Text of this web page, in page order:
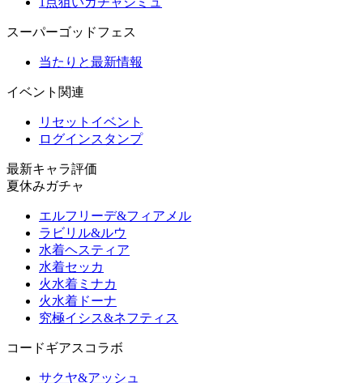
スーパーゴッドフェス
当たりと最新情報
イベント関連
リセットイベント
ログインスタンプ
最新キャラ評価
夏休みガチャ
エルフリーデ&フィアメル
ラビリル&ルウ
水着ヘスティア
水着セッカ
火水着ミナカ
火水着ドーナ
究極イシス&ネフティス
コードギアスコラボ
サクヤ&アッシュ